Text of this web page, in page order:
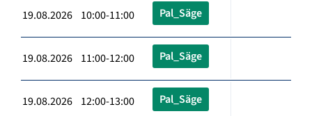
19.08.2026 10:00-11:00 Pal_Säge
19.08.2026 11:00-12:00 Pal_Säge
19.08.2026 12:00-13:00 Pal_Säge